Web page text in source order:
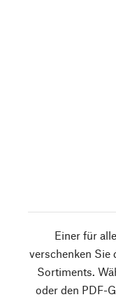
Einer für
verschenken Sie
Sortiments.
oder den PDF-